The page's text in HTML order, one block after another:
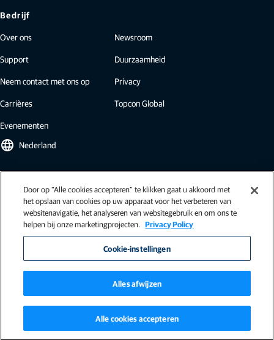
Bedrijf
Over ons
Support
Neem contact met ons op
Carrières
Evenementen
Newsroom
Duurzaamheid
Privacy
Topcon Global
language Nederland
Onze nieuwsbrieven bevatten het laatste nieuws van Topcon:
casestudies, inzichten in de bedrijfstak, persberichten en meer.
Algemene voorwaarden (EU - Ag)|ISO-9001|Gedragscode
Door op “Alle cookies accepteren” te klikken gaat u akkoord met
het opslaan van cookies op uw apparaat voor het verbeteren van
websitenavigatie, het analyseren van websitegebruik en om ons te
helpen bij onze marketingprojecten. Privacy Policy
Cookie-instellingen
Alles afwijzen
Alle cookies accepteren